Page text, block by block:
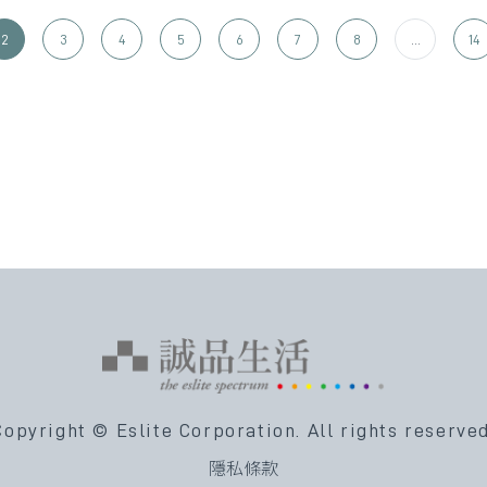
2 3 4 5 6 7 8 14
© Eslite Corporation. All rights reserved.
隱私條款